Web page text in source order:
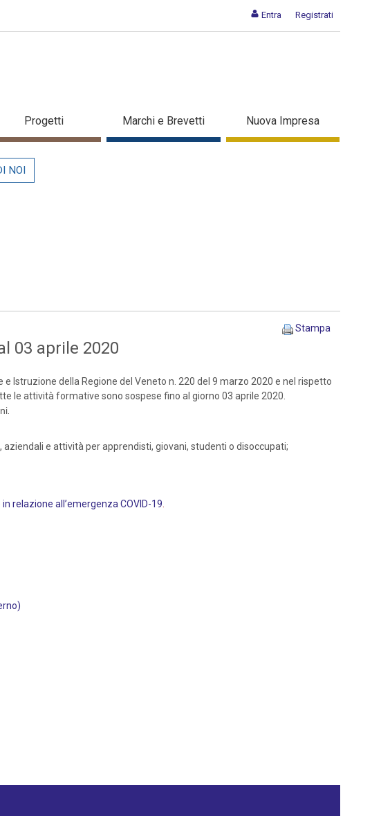
Entra Registrati
Progetti Marchi e Brevetti Nuova Impresa
NOI
Stampa
03 aprile 2020
Istruzione della Regione del Veneto n. 220 del 9 marzo 2020 e nel rispetto
le attività formative sono sospese fino al giorno 03 aprile 2020.
.
e attività per apprendisti, giovani, studenti o disoccupati;
relazione all’emergenza COVID-19.